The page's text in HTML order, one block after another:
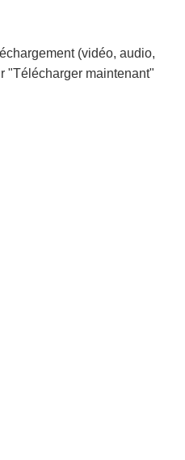
(vidéo, audio,
"Télécharger maintenant"